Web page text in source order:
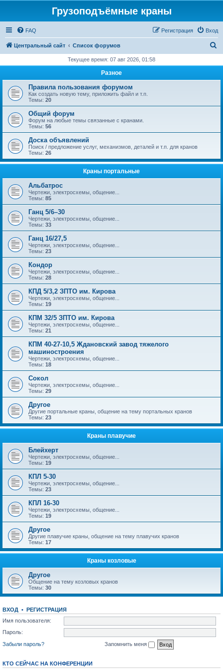
Грузоподъёмные краны
FAQ Вход
Регистрация
Центральный сайт Список форумов
с
Текущее время: 07 авг 2026, 01:58
Разное
Правила пользования форумом
Как создать новую тему, приложить файл и т.п.
Темы: 20
Общий форум
Форум на любые темы связанные с кранами.
Темы: 56
Доска объявлений
Поиск / предложение услуг, механизмов, деталей и т.п. для кранов
Темы: 26
Краны портальные
Альбатрос
Чертежи, электросхемы, общение...
Темы: 85
Ганц 5/6–30
Чертежи, электросхемы, общение...
Темы: 33
Ганц 16/27,5
Чертежи, электросхемы, общение...
Темы: 23
Кондор
Чертежи, электросхемы, общение...
Темы: 28
КПД 5/3,2 ЗПТО им. Кирова
Чертежи, электросхемы, общение...
Темы: 19
КПМ 32/5 ЗПТО им. Кирова
Чертежи, электросхемы, общение...
Темы: 21
КПМ 40-27-10,5 Ждановский завод тяжелого
машиностроения
Чертежи, электросхемы, общение...
Темы: 18
Сокол
Чертежи, электросхемы, общение...
Темы: 29
Другое
Другие портальные краны, общение на тему портальных кранов
Темы: 23
Краны плавучие
Блейхерт
Чертежи, электросхемы, общение...
Темы: 19
КПЛ 5-30
Чертежи, электросхемы, общение...
Темы: 23
КПЛ 16-30
Чертежи, электросхемы, общение...
Темы: 19
Другое
Другие плавучие краны, общение на тему плавучих кранов
Темы: 17
Краны козловые
Другое
Общение на тему козловых кранов
Темы: 30
ВХОД • РЕГИСТРАЦИЯ
Имя пользователя:
Пароль:
Забыли пароль?
Запомнить меня
КТО СЕЙЧАС НА КОНФЕРЕНЦИИ